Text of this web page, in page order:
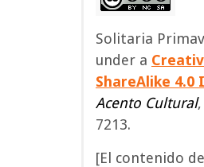
Solitaria
under a
ShareAlike
Acento Cultural
7213.
[El contenido